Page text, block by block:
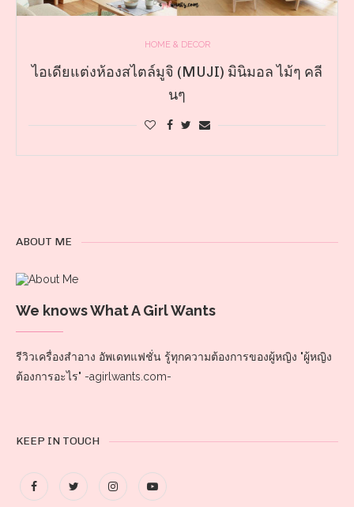
HOME & DECOR
ไอเดียแต่งห้องสไตล์มูจิ (MUJI) มินิมอล ไม้ๆ คลี
นๆ
ABOUT ME
We knows What A Girl Wants
รีวิวเครื่องสำอาง อัพเดทแฟชั่น รู้ทุกความต้องการของผู้หญิง "ผู้หญิง
ต้องการอะไร" -agirlwants.com-
KEEP IN TOUCH